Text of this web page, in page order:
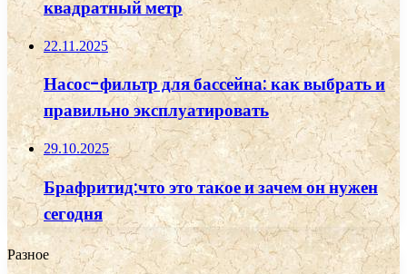
квадратный метр
22.11.2025
Насос-фильтр для бассейна: как выбрать и
правильно эксплуатировать
29.10.2025
Брафритид:что это такое и зачем он нужен
сегодня
Разное